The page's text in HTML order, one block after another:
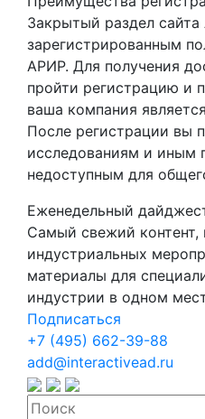
Закрытый раздел
зарегистрированным
АРИР. Для получения
пройти регистрацию и
ваша компания
После регистрации вы
исследованиям и иным
недоступным для
Еженедельный
Самый свежий контент,
индустриальных
материалы для
индустрии в одном
Подписаться
+7 (495) 662-39-88
add@interactivead.ru